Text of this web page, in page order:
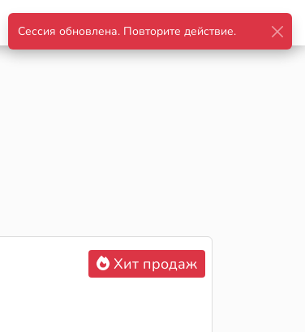
Корзина Войти
Хит продаж